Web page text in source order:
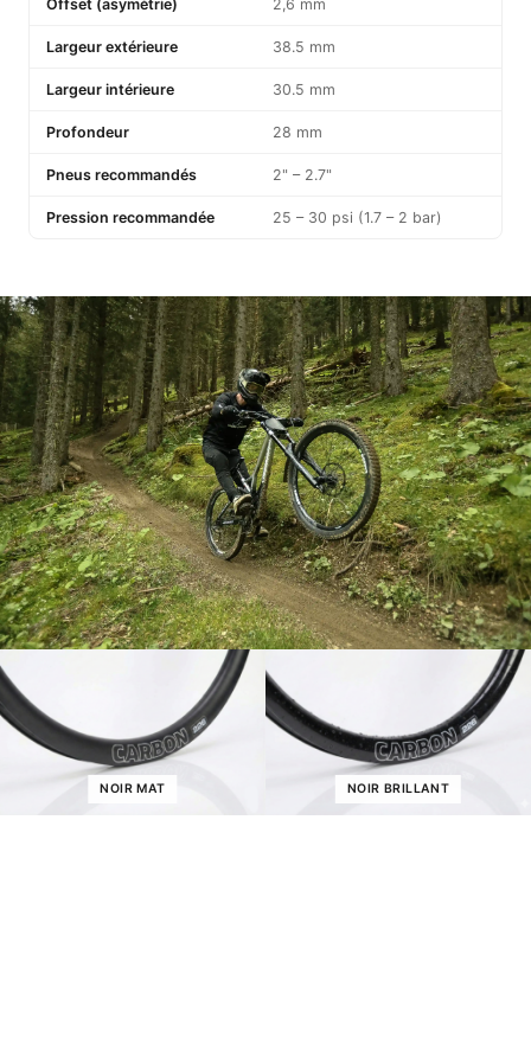
Offset (asymétrie) 2,6 mm
Largeur extérieure 38.5 mm
Largeur intérieure 30.5 mm
Profondeur 28 mm
Pneus recommandés 2" – 2.7"
Pression recommandée 25 – 30 psi (1.7 – 2 bar)
NOIR MAT NOIR BRILLANT